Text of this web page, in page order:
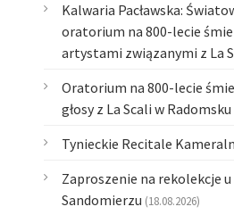
Kalwaria Pacławska:
oratorium na 800-lecie
artystami związanymi z La
Oratorium na 800-lecie
głosy z La Scali w Radomsku
Tynieckie Recitale
Zaproszenie na rekolekcje
Sandomierzu (18.08.2026)